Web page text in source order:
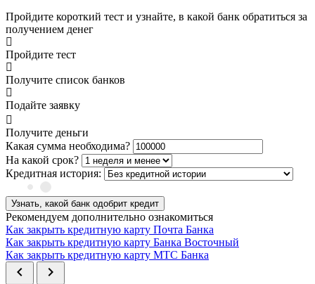
Пройдите короткий тест и узнайте, в какой банк обратиться за
получением денег
Пройдите тест
Получите список банков
Подайте заявку
Получите деньги
Какая сумма необходима?
На какой срок?
Кредитная история:
Узнать, какой банк одобрит кредит
Рекомендуем дополнительно ознакомиться
Как закрыть кредитную карту Почта Банка
Как закрыть кредитную карту Банка Восточный
Как закрыть кредитную карту МТС Банка
chevron_left chevron_right